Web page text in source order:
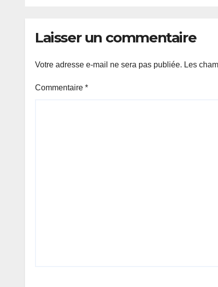
Laisser un commentaire
Votre adresse e-mail ne sera pas publiée. Les
Commentaire *